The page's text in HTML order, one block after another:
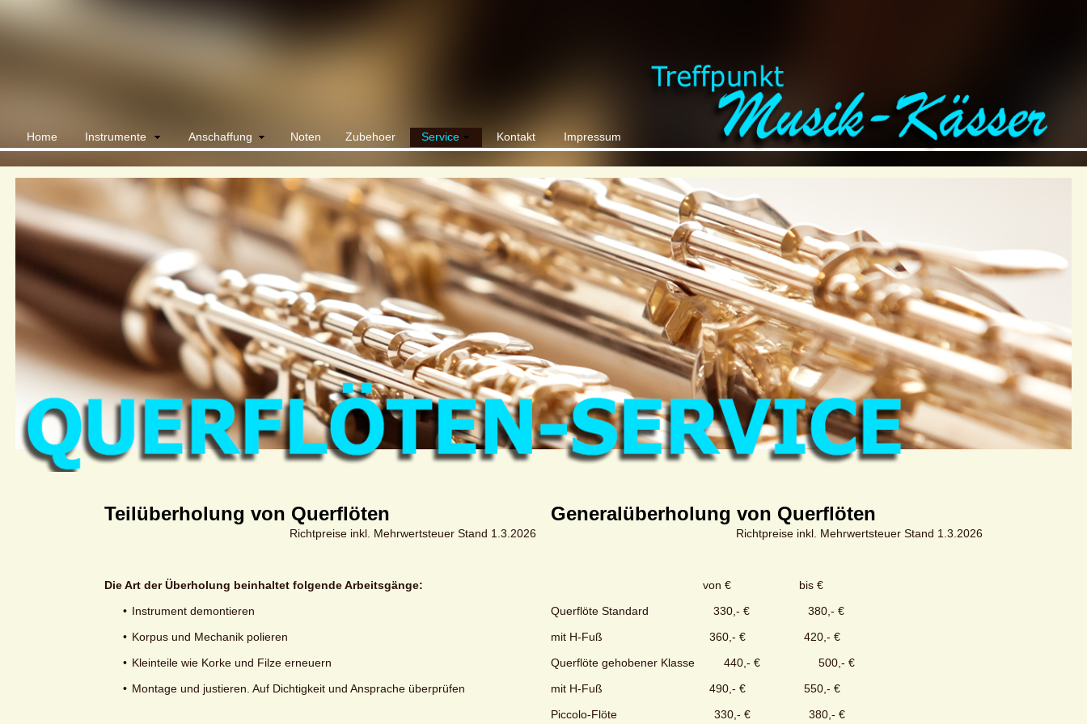
Home Instrumente Anschaffung Noten Zubehoer Service Kontakt Impressum
Teilüberholung von Querflöten
Richtpreise inkl. Mehrwertsteuer Stand 1.3.2026
Die Art der Überholung beinhaltet folgende Arbeitsgänge:
Instrument demontieren
Korpus und Mechanik polieren
Kleinteile wie Korke und Filze erneuern
Montage und justieren. Auf Dichtigkeit und Ansprache überprüfen
Generalüberholung von Querflöten
Richtpreise inkl. Mehrwertsteuer Stand 1.3.2026
von € bis €
Querflöte Standard 330,- € 380,- €
mit H-Fuß 360,- € 420,- €
Querflöte gehobener Klasse 440,- € 500,- €
mit H-Fuß 490,- € 550,- €
Piccolo-Flöte 330,- € 380,- €